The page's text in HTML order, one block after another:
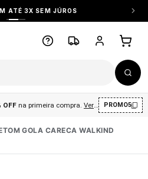
ATÉ 3X SEM JÚROS
OFF na primeira compra Ver condições .
PROMO5
GOLA CARECA WALKIND